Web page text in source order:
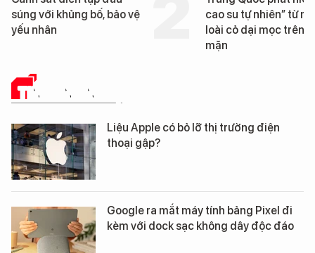
súng với khủng bố, bảo vệ
yếu nhân
cao su tự nhiên” từ
loài cỏ dại mọc trên
mặn
TIN CÔNG NGHỆ
Liệu Apple có bỏ lỡ thị trường điện
thoại gập?
Google ra mắt máy tính bảng Pixel đi
kèm với dock sạc không dây độc đáo